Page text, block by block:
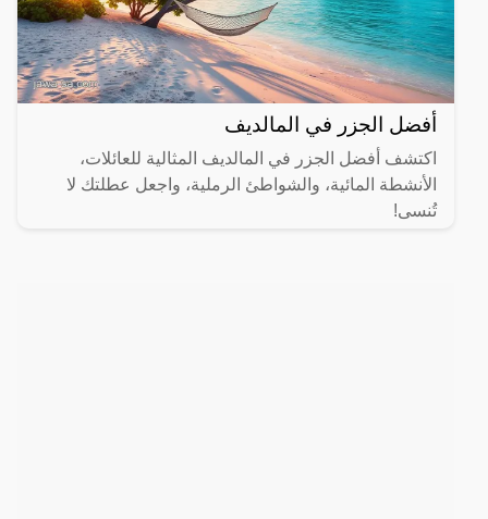
أفضل الجزر في المالديف
اكتشف أفضل الجزر في المالديف المثالية للعائلات،
الأنشطة المائية، والشواطئ الرملية، واجعل عطلتك لا
تُنسى!